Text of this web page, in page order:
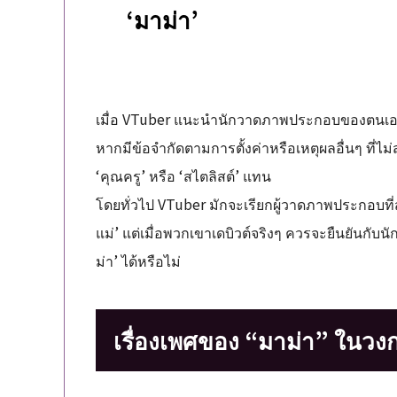
‘มาม่า’
เมื่อ VTuber แนะนำนักวาดภาพประกอบของตนเ
หากมีข้อจำกัดตามการตั้งค่าหรือเหตุผลอื่นๆ ที่ไม่
‘คุณครู’ หรือ ‘สไตลิสต์’ แทน
โดยทั่วไป VTuber มักจะเรียกผู้วาดภาพประกอบ
แม่’ แต่เมื่อพวกเขาเดบิวต์จริงๆ ควรจะยืนยันกับ
ม่า’ ได้หรือไม่
เรื่องเพศของ “มาม่า” ในว